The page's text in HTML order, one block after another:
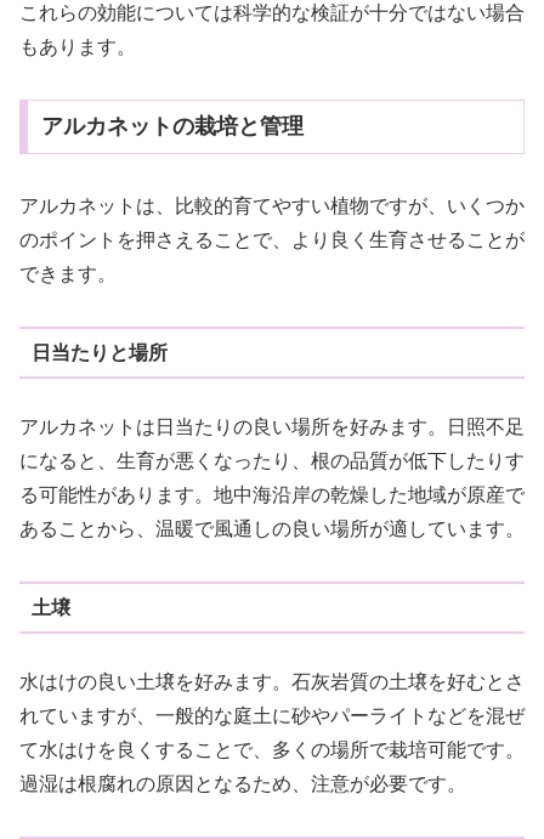
これらの効能については科学的な検証が十分ではない場合
もあります。
アルカネットの栽培と管理
アルカネットは、比較的育てやすい植物ですが、いくつか
のポイントを押さえることで、より良く生育させることが
できます。
日当たりと場所
アルカネットは日当たりの良い場所を好みます。日照不足
になると、生育が悪くなったり、根の品質が低下したりす
る可能性があります。地中海沿岸の乾燥した地域が原産で
あることから、温暖で風通しの良い場所が適しています。
土壌
水はけの良い土壌を好みます。石灰岩質の土壌を好むとさ
れていますが、一般的な庭土に砂やパーライトなどを混ぜ
て水はけを良くすることで、多くの場所で栽培可能です。
過湿は根腐れの原因となるため、注意が必要です。